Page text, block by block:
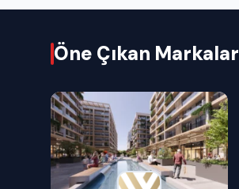
Öne Çıkan Markalar